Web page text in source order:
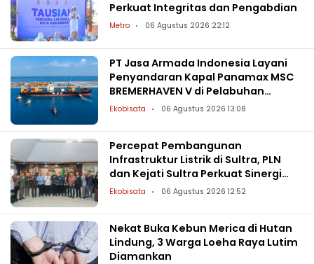
Perkuat Integritas dan Pengabdian
Metro 06 Agustus 2026 22:12
PT Jasa Armada Indonesia Layani
Penyandaran Kapal Panamax MSC
BREMERHAVEN V di Pelabuhan
Patimban
Ekobisata 06 Agustus 2026 13:08
Percepat Pembangunan
Infrastruktur Listrik di Sultra, PLN
dan Kejati Sultra Perkuat Sinergi
Hukum
Ekobisata 06 Agustus 2026 12:52
Nekat Buka Kebun Merica di Hutan
Lindung, 3 Warga Loeha Raya Lutim
Diamankan